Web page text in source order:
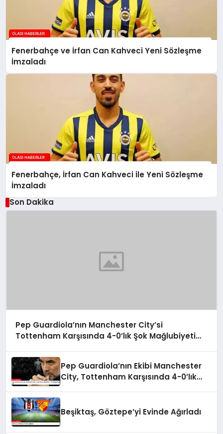
Fenerbahçe ve İrfan Can Kahveci Yeni Sözleşme
İmzaladı
Fenerbahçe, İrfan Can Kahveci ile Yeni Sözleşme
İmzaladı
Son Dakika
Pep Guardiola’nın Manchester City’si
Tottenham Karşısında 4-0’lık Şok Mağlubiyeti
Pep Guardiola’nın Ekibi Manchester
City, Tottenham Karşısında 4-0’lık
Beşiktaş, Göztepe’yi Evinde Ağırladı